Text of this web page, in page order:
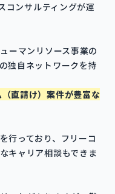
コンサルティングが運
ーマンリソース事業の
独自ネットワークを持
直請け）案件が豊富な
行っており、フリーコ
キャリア相談もできま